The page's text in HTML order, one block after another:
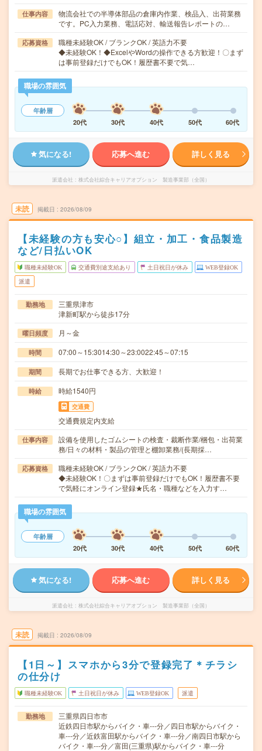
仕事内容
物流会社での半導体部品の倉庫内作業、検品入、出荷業務
です。PC入力業務、電話応対、輸送報告レポートの…
応募資格
職種未経験OK / ブランクOK / 英語力不要
◆未経験OK！◆ExcelやWordの操作できる方歓迎！〇まず
は事前登録だけでもOK！履歴書不要で気…
職場の雰囲気
年齢層
20代
30代 40代 50代 60代
気になる! 応募へ進む 詳しく見る
派遣会社 株式会社綜合キャリアオプション 製造事業部（全国）
未読 掲載日 2026/08/09
【未経験の方も安心○】組立・加工・食品製造
など/日払いOK
職種未経験OK 交通費別途支給あり 土日祝日が休み WEB登録OK
派遣
勤務地
三重県津市
津新町駅から徒歩17分
曜日頻度 月～金
時間 07:00～15:3014:30～23:0022:45～07:15
期間 長期でお仕事できる方、大歓迎！
時給 時給1540円
交通費
交通費規定内支給
仕事内容
設備を使用したゴムシートの検査・裁断作業/梱包・出荷業
務/日々の材料・製品の管理と棚卸業務/(長期採…
応募資格
職種未経験OK / ブランクOK / 英語力不要
◆未経験OK！〇まずは事前登録だけでもOK！履歴書不要
で気軽にオンライン登録★氏名・職種などを入力す…
職場の雰囲気
年齢層
20代
30代 40代 50代 60代
気になる! 応募へ進む 詳しく見る
派遣会社 株式会社綜合キャリアオプション 製造事業部（全国）
未読 掲載日 2026/08/09
【1日～】スマホから3分で登録完了＊チラシ
の仕分け
職種未経験OK 土日祝日が休み WEB登録OK 派遣
勤務地
三重県四日市市
近鉄四日市駅からバイク・車---分／四日市駅からバイク・
車---分／近鉄富田駅からバイク・車---分／南四日市駅から
バイク・車---分／富田(三重県)駅からバイク・車---分